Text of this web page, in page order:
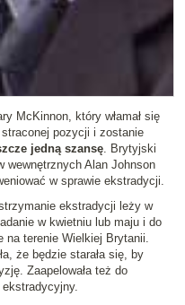
McKinnon, który włamał się
pozycji i zostanie
jedną szansę . Brytyjski
wewnętrznych Alan Johnson
w sprawie ekstradycji.
ekstradycji leży w
w kwietniu lub maju i do
terenie Wielkiej Brytanii.
że będzie starała się, by
Zaapelowała też do